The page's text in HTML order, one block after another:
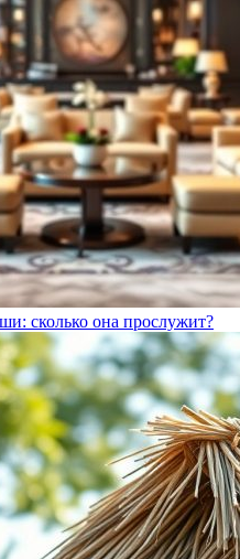
сколько она прослужит?